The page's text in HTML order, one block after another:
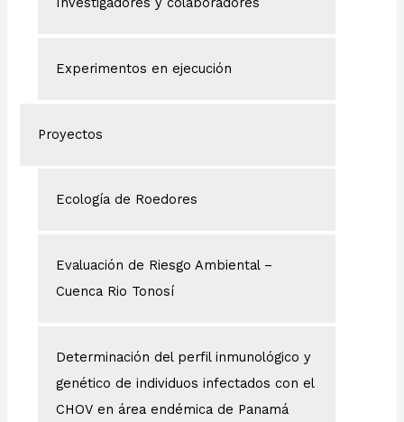
Experimentos en ejecución
Proyectos
Ecología de Roedores
Evaluación de Riesgo Ambiental –
Cuenca Rio Tonosí
Determinación del perfil inmunológico y
genético de individuos infectados con el
CHOV en área endémica de Panamá